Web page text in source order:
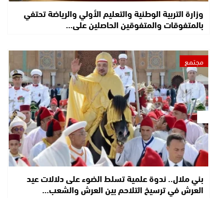
وزارة التربية الوطنية والتعليم الأولي والرياضة تحتفي
بالمتفوقات والمتفوقين الحاصلين على…
مجتمع
بني ملال.. ندوة علمية تسلط الضوء على دلالات عيد
العرش في ترسيخ التلاحم بين العرش والشعب…